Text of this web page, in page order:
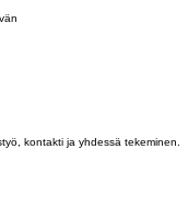
kontakti ja yhdessä tekeminen.